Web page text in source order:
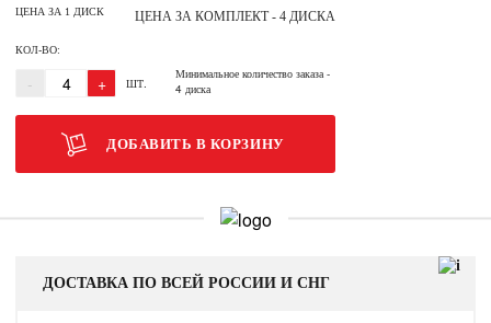
ЦЕНА ЗА 1 ДИСК ЦЕНА ЗА КОМПЛЕКТ - 4 ДИСКА
КОЛ-ВО:
- + ШТ.
Минимальное количество заказа-
4 диска
ДОБАВИТЬ В КОРЗИНУ
ДОСТАВКА ПО ВСЕЙ РОССИИ И СНГ